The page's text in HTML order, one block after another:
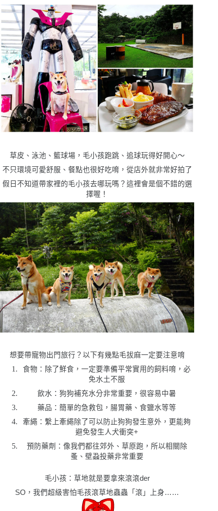
草皮、泳池、籃球場，毛小孩跑跳、追球玩得好開心〜
不只環境可愛舒服、餐點也很好吃唷，從店外就非常好拍了
假日不知道帶家裡的毛小孩去哪玩嗎？這裡會是個不錯的選
擇喔！
想要帶寵物出門旅行？以下有幾點毛拔麻一定要注意唷
食物 ：除了鮮食，一定要準備平常實用的飼料唷，必
免水土不服
飲水：狗狗補充水分非常重要，很容易中暑
藥品：簡單的急救包，腸胃藥 、食鹽水等等
牽繩 ：繫上牽繩除了可以防止狗狗發生意外，更能夠
避免發生人犬衝突+
預防藥劑：像我們都往郊外 、草原跑，所以相關除
蚤 、壁蝨投藥非常重要
毛小孩：草地就是要拿來滾滾der
SO，我們超級害怕毛孩滾草地蟲蟲「滾」上身……